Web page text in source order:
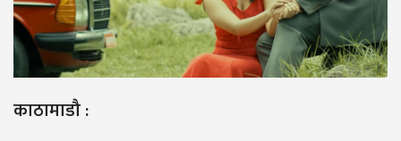
काठामाडौ :